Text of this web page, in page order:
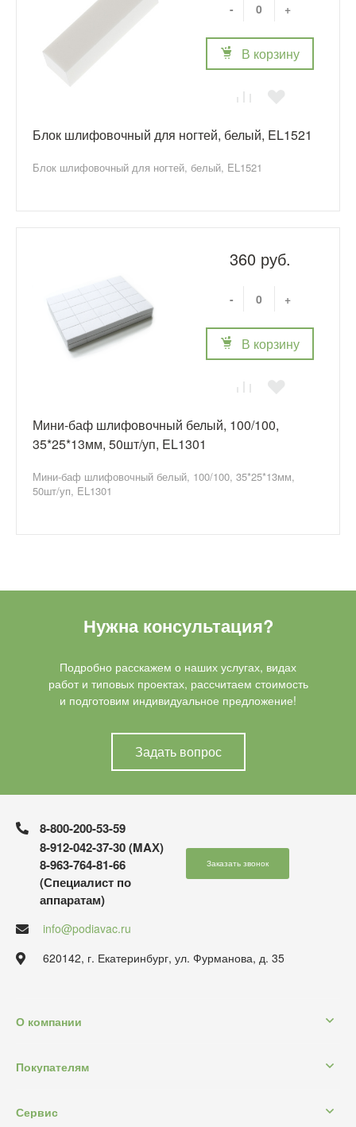
- +
В корзину
Блок шлифовочный для ногтей, белый, EL1521
Блок шлифовочный для ногтей, белый, EL1521
360 руб.
- +
В корзину
Мини-баф шлифовочный белый, 100/100,
35*25*13мм, 50шт/уп, EL1301
Мини-баф шлифовочный белый, 100/100, 35*25*13мм,
50шт/уп, EL1301
Нужна консультация?
Подробно расскажем о наших услугах, видах
работ и типовых проектах, рассчитаем стоимость
и подготовим индивидуальное предложение!
Задать вопрос
8-800-200-53-59
8-912-042-37-30 (MAХ)
8-963-764-81-66
(Специалист по
аппаратам)
Заказать звонок
info@podiavac.ru
620142, г. Екатеринбург, ул. Фурманова, д. 35
О компании
Покупателям
Сервис